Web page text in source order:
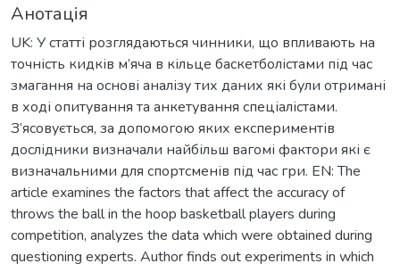
Анотація
UK: У статті розглядаються чинники, що впливають на
точність кидків м’яча в кільце баскетболістами під час
змагання на основі аналізу тих даних які були отримані
в ході опитування та анкетування спеціалістами.
З’ясовується, за допомогою яких експериментів
дослідники визначали найбільш вагомі фактори які є
визначальними для спортсменів під час гри. EN: The
article examines the factors that affect the accuracy of
throws the ball in the hoop basketball players during
competition, analyzes the data which were obtained during
questioning experts. Author finds out experiments in which